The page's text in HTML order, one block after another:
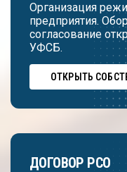
Организация
предприятия.
согласование
УФСБ.
ОТКРЫТЬ
ДОГОВОР РСО